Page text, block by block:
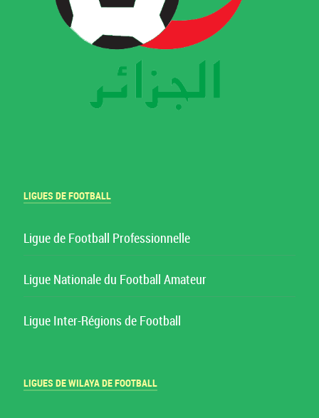
LIGUES DE FOOTBALL
Ligue de Football Professionnelle
Ligue Nationale du Football Amateur
Ligue Inter-Régions de Football
LIGUES DE WILAYA DE FOOTBALL